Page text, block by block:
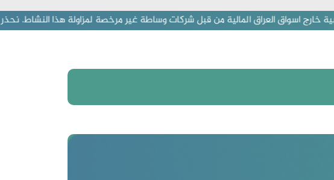
المالية من قبل شركات وساطة غير مرخصة لمزاولة هذا النشاط. نحذر